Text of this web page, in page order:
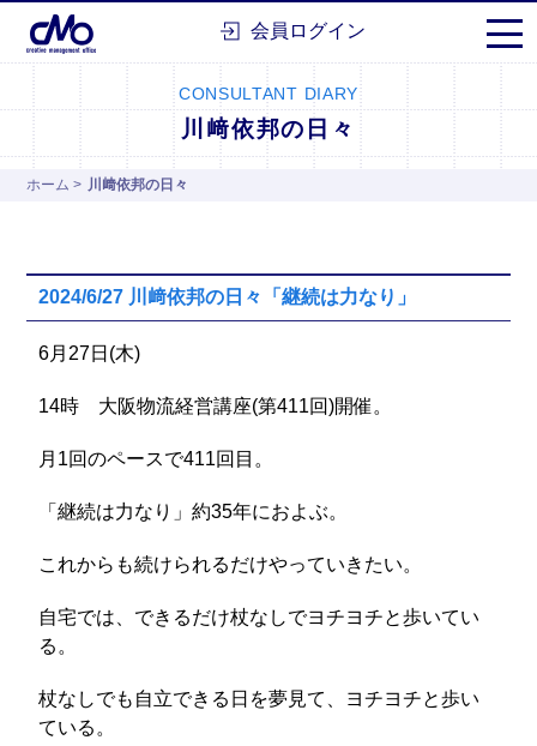
株式会社シーエムオー会員ログイン
CONSULTANT DIARY
川﨑依邦の日々
ホーム > 川﨑依邦の日々
2024/6/27 川﨑依邦の日々「継続は力なり」
6月27日(木)
14時 大阪物流経営講座(第411回)開催。
月1回のペースで411回目。
「継続は力なり」約35年におよぶ。
これからも続けられるだけやっていきたい。
自宅では、できるだけ杖なしでヨチヨチと歩いてい
る。
杖なしでも自立できる日を夢見て、ヨチヨチと歩い
ている。